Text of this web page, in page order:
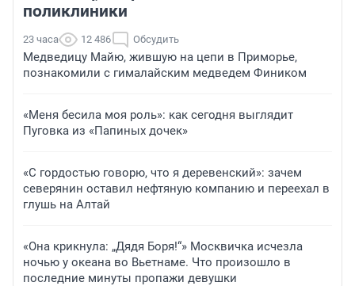
поликлиники
23 часа 12 486 Обсудить
Медведицу Майю, жившую на цепи в Приморье,
познакомили с гималайским медведем Фиником
«Меня бесила моя роль»: как сегодня выглядит
Пуговка из «Папиных дочек»
«С гордостью говорю, что я деревенский»: зачем
северянин оставил нефтяную компанию и переехал в
глушь на Алтай
«Она крикнула: „Дядя Боря!“» Москвичка исчезла
ночью у океана во Вьетнаме. Что произошло в
последние минуты пропажи девушки